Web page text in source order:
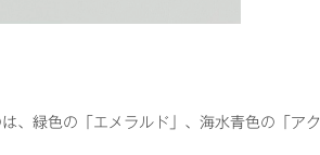
、緑色の「エメラルド」、海水青色の「ア